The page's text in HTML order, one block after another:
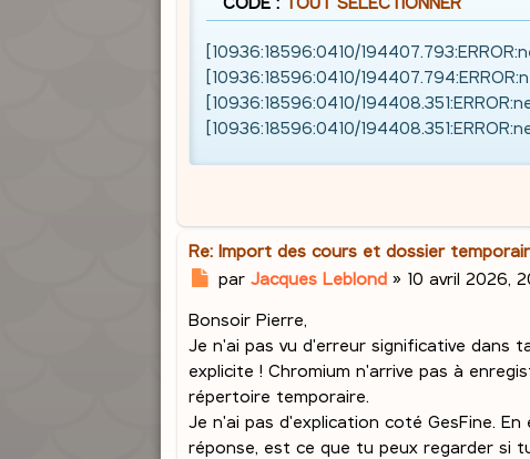
[10936:18596:0410/
[10936:18596:0410/
[10936:18596:0410/
[10936:18596:0410/
Re: Import des cours et dossier
M
s
s
a
par Jacques Leblond » 10 avril 2026,
Bonsoir Pierre,
Je n'ai pas vu d'erreur significative dans
explicite ! Chromium n'arrive pas à
répertoire temporaire.
Je n'ai pas d'explication coté GesFine.
réponse, est ce que tu peux regarder si